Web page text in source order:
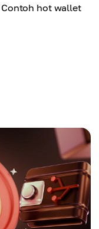
hot wallet